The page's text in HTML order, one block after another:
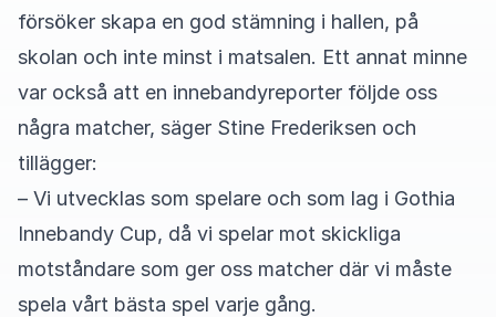
försöker skapa en god stämning i hallen, på
skolan och inte minst i matsalen. Ett annat minne
var också att en innebandyreporter följde oss
några matcher, säger Stine Frederiksen och
tillägger:
– Vi utvecklas som spelare och som lag i Gothia
Innebandy Cup, då vi spelar mot skickliga
motståndare som ger oss matcher där vi måste
spela vårt bästa spel varje gång.